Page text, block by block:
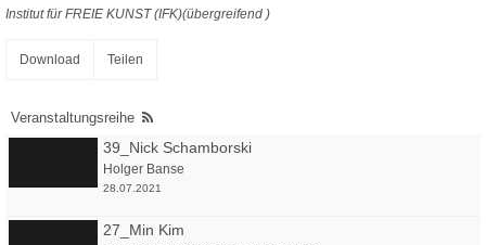
Institut für FREIE KUNST (IFK)(übergreifend )
Download Teilen
Veranstaltungsreihe
39_Nick Schamborski
Holger Banse
28.07.2021
27_Min Kim